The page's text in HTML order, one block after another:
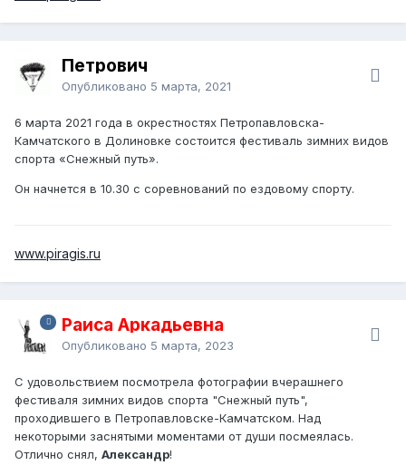
Петрович
Опубликовано 5 марта, 2021
6 марта 2021 года в окрестностях Петропавловска-
Камчатского в Долиновке состоится фестиваль зимних видов
спорта «Снежный путь».
Он начнется в 10.30 с соревнований по ездовому спорту.
www.piragis.ru
Раиса Аркадьевна
Опубликовано 5 марта, 2023
С удовольствием посмотрела фотографии вчерашнего
фестиваля зимних видов спорта "Снежный путь",
проходившего в Петропавловске-Камчатском. Над
некоторыми заснятыми моментами от души посмеялась.
Отлично снял, Александр!